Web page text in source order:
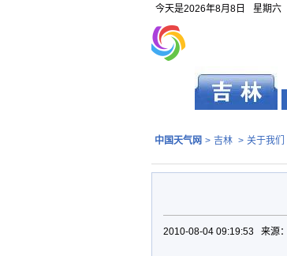
今天是2026年8月8日 星期六
中国天气网 > 吉林 > 关于我们
2010-08-04 09:19:53 来源：